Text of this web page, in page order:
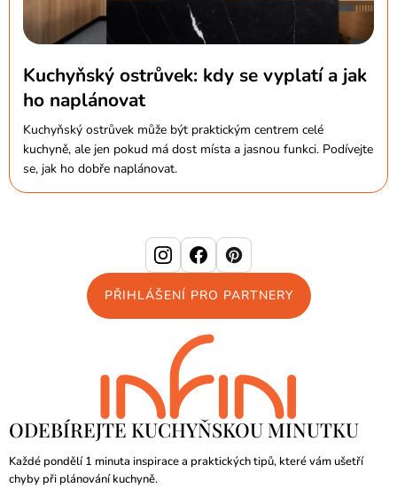
Kuchyňský ostrůvek: kdy se vyplatí a jak
ho naplánovat
Kuchyňský ostrůvek může být praktickým centrem celé
kuchyně, ale jen pokud má dost místa a jasnou funkci. Podívejte
se, jak ho dobře naplánovat.
PŘIHLÁŠENÍ PRO PARTNERY
ODEBÍREJTE KUCHYŇSKOU MINUTKU
Každé pondělí 1 minuta inspirace a praktických tipů, které vám ušetří
chyby při plánování kuchyně.